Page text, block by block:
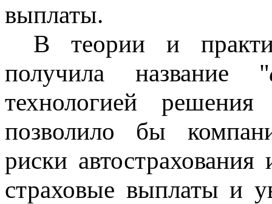
выплаты.
В теории и
получила название "
технологией
позволило бы
риски
страховые выплаты и